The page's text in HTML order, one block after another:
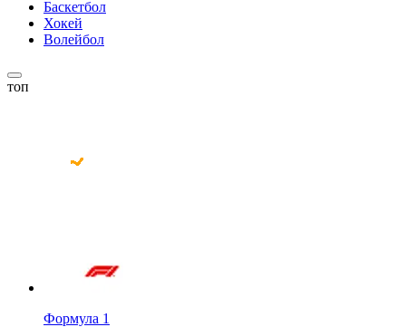
Баскетбол
Хокей
Волейбол
топ
Формула 1